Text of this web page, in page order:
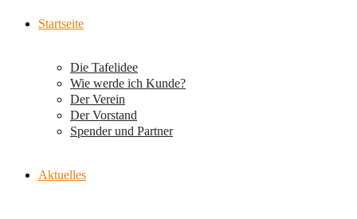
Startseite
Die Tafelidee
Wie werde ich Kunde?
Der Verein
Der Vorstand
Spender und Partner
Aktuelles